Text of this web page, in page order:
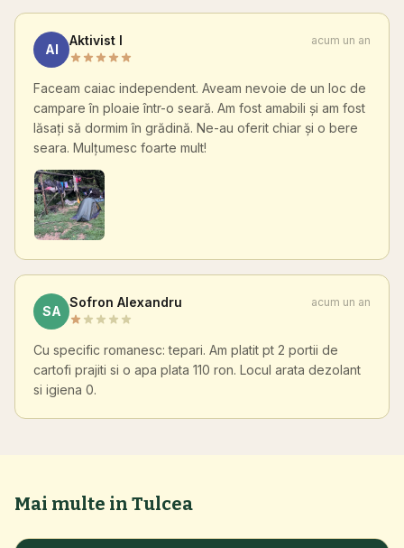
AI
Aktivist I acum un an
Faceam caiac independent. Aveam nevoie de un loc de
campare în ploaie într-o seară. Am fost amabili și am fost
lăsați să dormim în grădină. Ne-au oferit chiar și o bere
seara. Mulțumesc foarte mult!
SA
Sofron Alexandru acum un an
Cu specific romanesc: tepari. Am platit pt 2 portii de
cartofi prajiti si o apa plata 110 ron. Locul arata dezolant
si igiena 0.
Mai multe in Tulcea